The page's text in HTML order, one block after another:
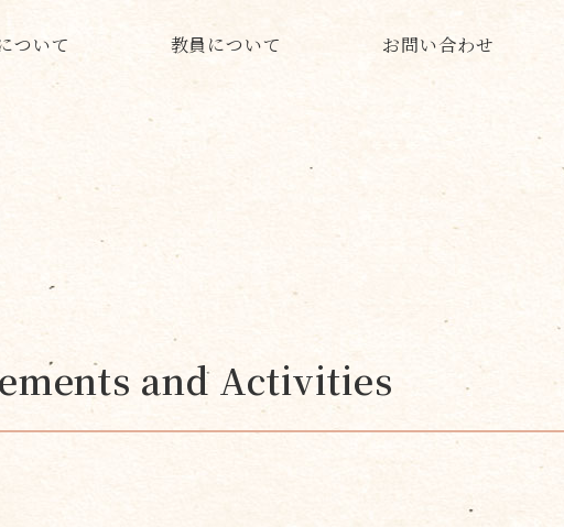
ついて 教員について お問い合わせ
and Activities